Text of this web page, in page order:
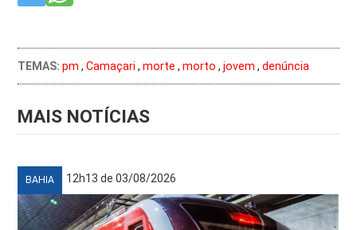
TEMAS: pm ,Camaçari ,morte ,morto ,jovem ,denúncia
MAIS NOTÍCIAS
BAHIA 12h13 de 03/08/2026